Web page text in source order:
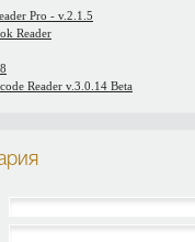
Pro - v.2.1.5
Reader
Reader v.3.0.14 Beta